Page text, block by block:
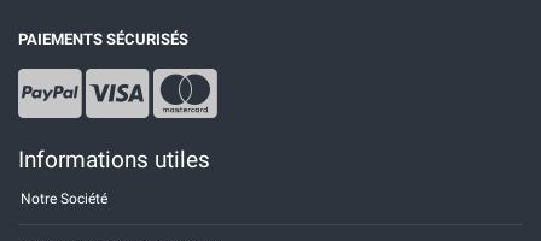
PAIEMENTS SÉCURISÉS
Informations utiles
Notre Société